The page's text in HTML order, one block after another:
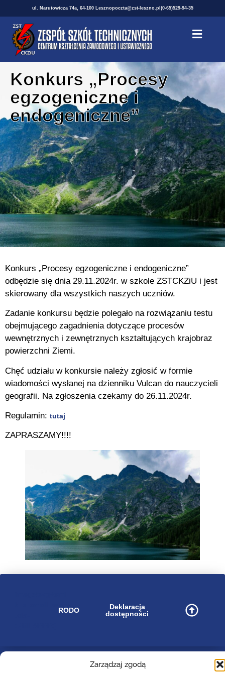
Zarządzaj zgodą
ul. Narutowicza 74a, 64-100 Lesznopoczta@zst-leszno.pl (0-65)529-94-35
Konkurs „Procesy
egzogeniczne i
endogeniczne”
Konkurs „Procesy egzogeniczne i endogeniczne”
odbędzie się dnia 29.11.2024r. w szkole ZSTCKZiU i jest
skierowany dla wszystkich naszych uczniów.
Zadanie konkursu będzie polegało na rozwiązaniu testu
obejmującego zagadnienia dotyczące procesów
wewnętrznych i zewnętrznych kształtujących krajobraz
powierzchni Ziemi.
Chęć udziału w konkursie należy zgłosić w formie
wiadomości wysłanej na dzienniku Vulcan do nauczycieli
geografii. Na zgłoszenia czekamy do 26.11.2024r.
Regulamin: tutaj
ZAPRASZAMY!!!!
RODO
Deklaracja
dostępności
Zespół Szkół Technicznych